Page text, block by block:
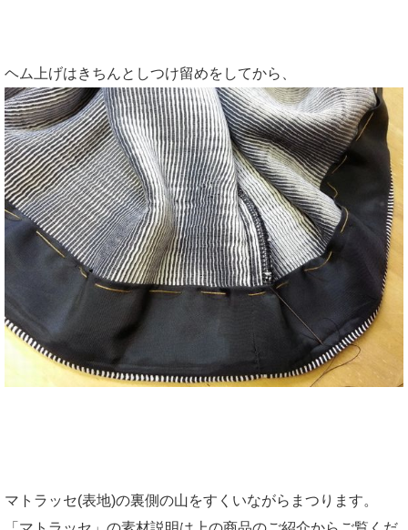
ヘム上げはきちんとしつけ留めをしてから、
マトラッセ(表地)の裏側の山をすくいながらまつります。